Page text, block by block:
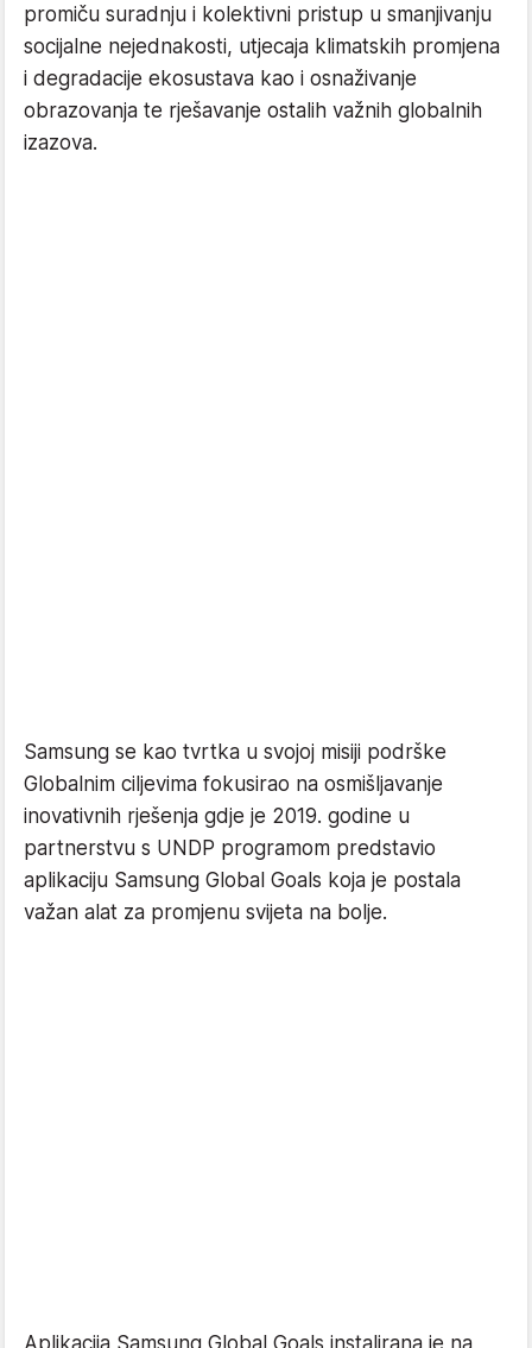
promiču suradnju i kolektivni pristup u smanjivanju
socijalne nejednakosti, utjecaja klimatskih promjena
i degradacije ekosustava kao i osnaživanje
obrazovanja te rješavanje ostalih važnih globalnih
izazova.
Samsung se kao tvrtka u svojoj misiji podrške
Globalnim ciljevima fokusirao na osmišljavanje
inovativnih rješenja gdje je 2019. godine u
partnerstvu s UNDP programom predstavio
aplikaciju Samsung Global Goals koja je postala
važan alat za promjenu svijeta na bolje.
Aplikacija Samsung Global Goals instalirana je na